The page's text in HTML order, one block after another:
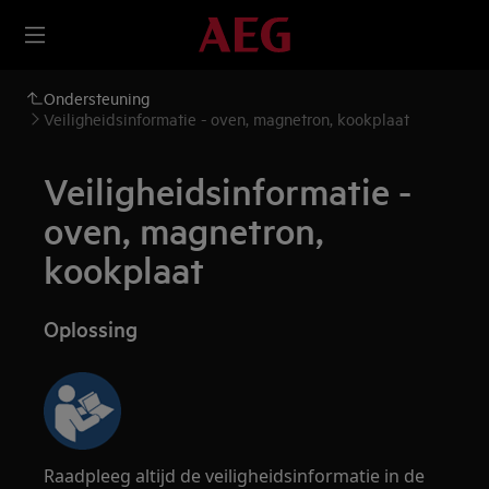
Ondersteuning
Veiligheidsinformatie - oven, magnetron, kookplaat
Veiligheidsinformatie -
oven, magnetron,
kookplaat
Oplossing
Raadpleeg altijd de veiligheidsinformatie in de